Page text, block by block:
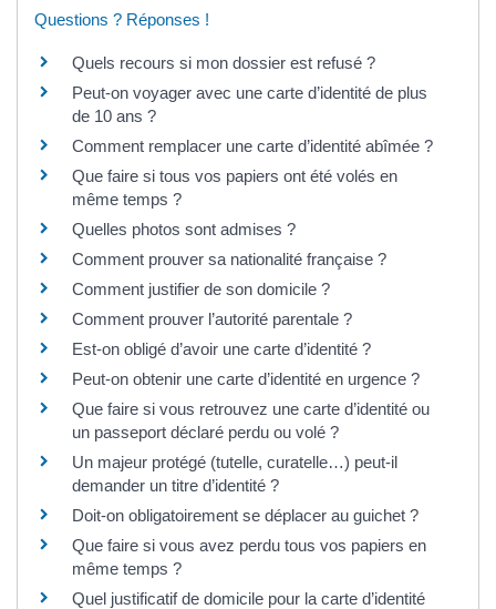
Questions ? Réponses !
Quels recours si mon dossier est refusé ?
Peut-on voyager avec une carte d’identité de plus
de 10 ans ?
Comment remplacer une carte d’identité abîmée ?
Que faire si tous vos papiers ont été volés en
même temps ?
Quelles photos sont admises ?
Comment prouver sa nationalité française ?
Comment justifier de son domicile ?
Comment prouver l’autorité parentale ?
Est-on obligé d’avoir une carte d’identité ?
Peut-on obtenir une carte d’identité en urgence ?
Que faire si vous retrouvez une carte d’identité ou
un passeport déclaré perdu ou volé ?
Un majeur protégé (tutelle, curatelle…) peut-il
demander un titre d’identité ?
Doit-on obligatoirement se déplacer au guichet ?
Que faire si vous avez perdu tous vos papiers en
même temps ?
Quel justificatif de domicile pour la carte d’identité